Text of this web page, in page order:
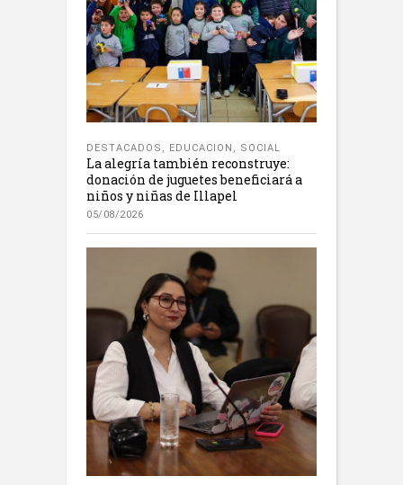
DESTACADOS , EDUCACION , SOCIAL
La alegría también reconstruye:
donación de juguetes beneficiará a
niños y niñas de Illapel
05/08/2026